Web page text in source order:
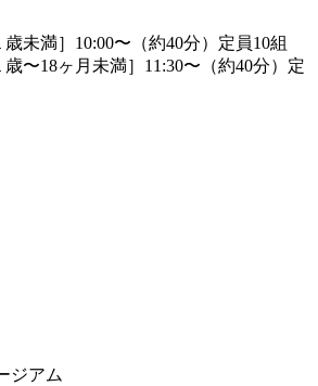
未満］10:00〜（約40分）定員10組
〜18ヶ月未満］11:30〜（約40分）定
ジアム